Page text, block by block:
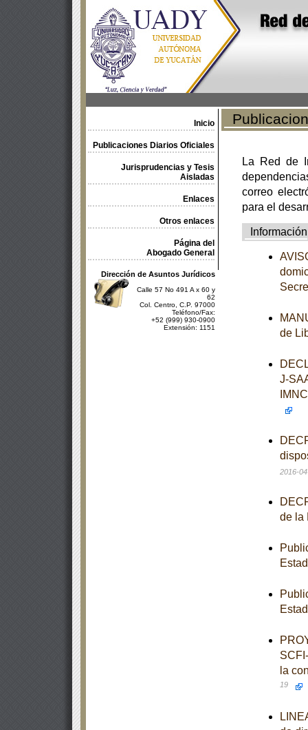
Inicio
Publicaciones Diarios Oficiales
Jurisprudencias y Tesis
Aisladas
Enlaces
Otros enlaces
Página del
Abogado General
Dirección de Asuntos Jurídicos
Calle 57 No 491 A x 60 y
62
Col. Centro, C.P. 97000
Teléfono/Fax:
+52 (999) 930-0900
Extensión: 1151
La Red de
correo
para el
Información
de
J-
2016-
de la
la
19